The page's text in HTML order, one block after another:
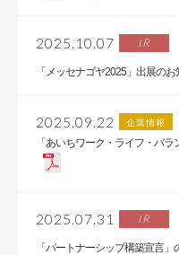
2025.10.07 IR
「メッセナゴヤ2025」出展のお
2025.09.22 企業情報
「あいちワーク・ライフ・バ
2025.07.31 IR
「パートナーシップ構築宣言」